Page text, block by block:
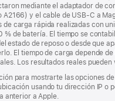
mediante el adaptador de
A2166) y el cable de USB‑C a
carga rápida realizadas con
% de batería. El tiempo se
estado de reposo o desde que
El tiempo de carga depende
Los resultados reales pueden
para mostrarte las opciones
usando tu dirección IP o
anterior a Apple.